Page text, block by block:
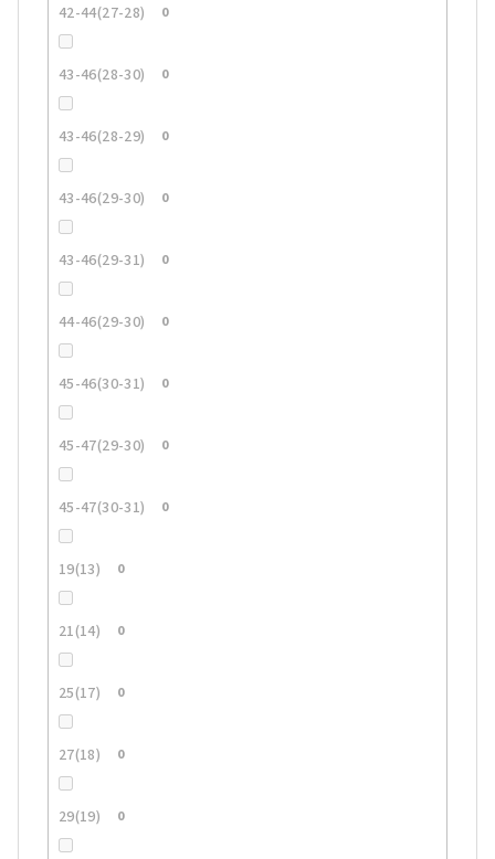
42-44(27-28) 0
43-46(28-30) 0
43-46(28-29) 0
43-46(29-30) 0
43-46(29-31) 0
44-46(29-30) 0
45-46(30-31) 0
45-47(29-30) 0
45-47(30-31) 0
19(13) 0
21(14) 0
25(17) 0
27(18) 0
29(19) 0